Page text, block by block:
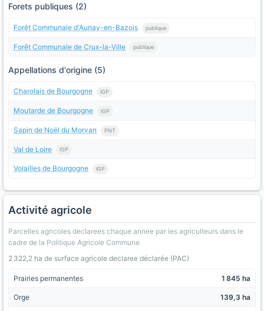
Forets publiques (2)
Forêt Communale d'Aunay-en-Bazois publique
Forêt Communale de Crux-la-Ville publique
Appellations d'origine (5)
Charolais de Bourgogne IGP
Moutarde de Bourgogne IGP
Sapin de Noël du Morvan PNT
Val de Loire IGP
Volailles de Bourgogne IGP
Activité agricole
Parcelles agricoles declarees chaque annee par les agriculteurs dans le
cadre de la Politique Agricole Commune.
2 322,2 ha de surface agricole declaree déclarée (PAC)
Prairies permanentes 1 845 ha
Orge 139,3 ha